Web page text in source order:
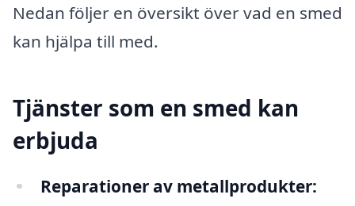
Nedan följer en översikt över vad en smed
kan hjälpa till med.
Tjänster som en smed kan
erbjuda
Reparationer av metallprodukter: